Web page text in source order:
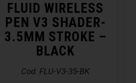
FLUID WIRELESS
PEN V3 SHADER-
3.5MM STROKE –
BLACK
Cod. FLU-V3-35-BK